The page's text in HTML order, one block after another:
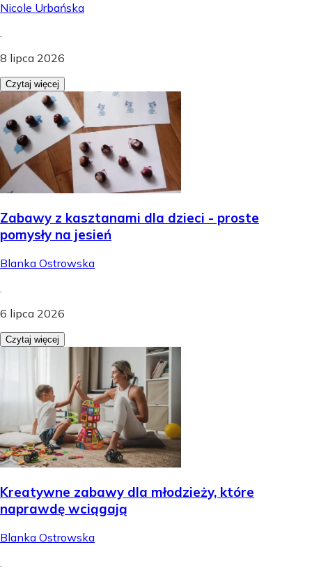
Nicole Urbańska
.
8 lipca 2026
Czytaj więcej
Zabawy z kasztanami dla dzieci - proste
pomysły na jesień
Blanka Ostrowska
6 lipca 2026
Czytaj więcej
Kreatywne zabawy dla młodzieży, które
naprawdę wciągają
Blanka Ostrowska